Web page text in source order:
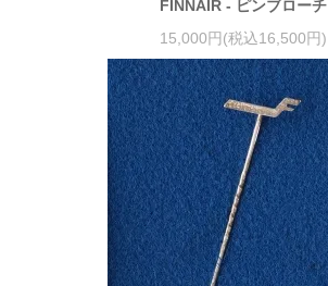
FINNAIR - ピンブローチ
15,000円(税込16,500円)